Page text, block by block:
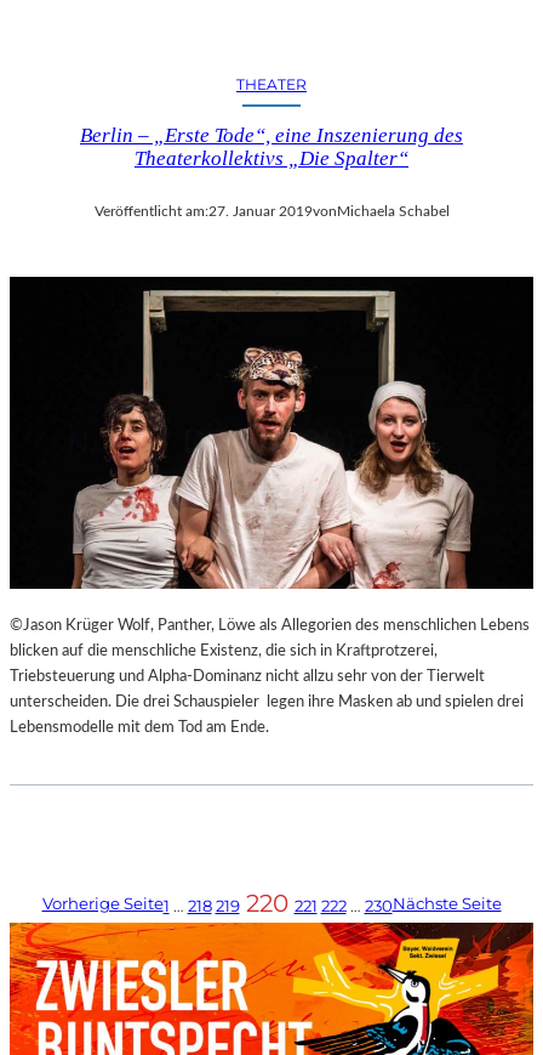
THEATER
Berlin – „Erste Tode“, eine Inszenierung des
Theaterkollektivs „Die Spalter“
Veröffentlicht am:27. Januar 2019vonMichaela Schabel
©Jason Krüger Wolf, Panther, Löwe als Allegorien des menschlichen Lebens
blicken auf die menschliche Existenz, die sich in Kraftprotzerei,
Triebsteuerung und Alpha-Dominanz nicht allzu sehr von der Tierwelt
unterscheiden. Die drei Schauspieler legen ihre Masken ab und spielen drei
Lebensmodelle mit dem Tod am Ende.
Vorherige Seite1 … 218 219 220 221 222 … 230Nächste Seite